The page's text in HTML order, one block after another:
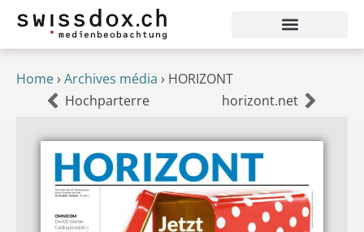
Home› Archives média › HORIZONT
Hochparterre
horizont.net